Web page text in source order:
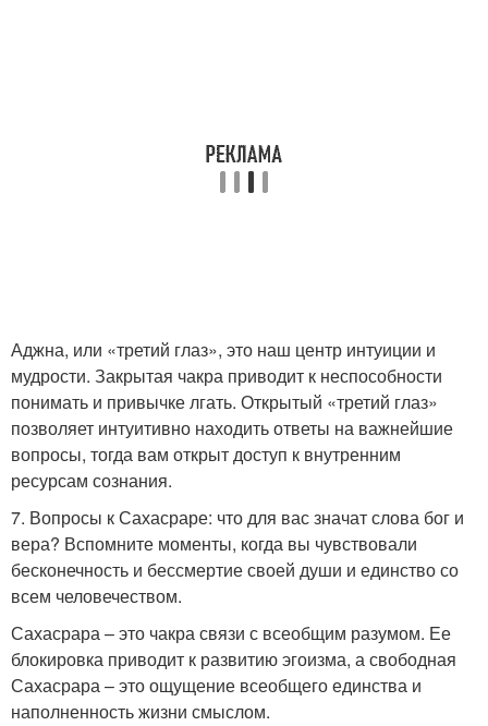
Аджна, или «третий глаз», это наш центр интуиции и
мудрости. Закрытая чакра приводит к неспособности
понимать и привычке лгать. Открытый «третий глаз»
позволяет интуитивно находить ответы на важнейшие
вопросы, тогда вам открыт доступ к внутренним
ресурсам сознания.
7. Вопросы к Сахасраре: что для вас значат слова бог и
вера? Вспомните моменты, когда вы чувствовали
бесконечность и бессмертие своей души и единство со
всем человечеством.
Сахасрара – это чакра связи с всеобщим разумом. Ее
блокировка приводит к развитию эгоизма, а свободная
Сахасрара – это ощущение всеобщего единства и
наполненность жизни смыслом.